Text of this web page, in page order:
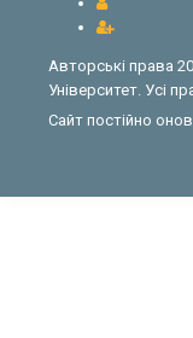
Авторські права
Університет. Усі
Сайт постійно